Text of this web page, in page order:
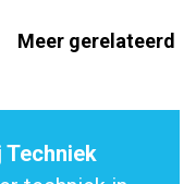
Meer gerelateerd